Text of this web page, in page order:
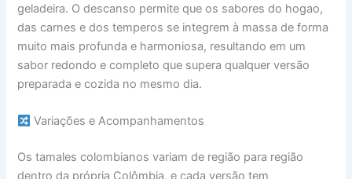
geladeira. O descanso permite que os sabores do hogao,
das carnes e dos temperos se integrem à massa de forma
muito mais profunda e harmoniosa, resultando em um
sabor redondo e completo que supera qualquer versão
preparada e cozida no mesmo dia.
Variações e Acompanhamentos
Os tamales colombianos variam de região para região
dentro da própria Colômbia, e cada versão tem